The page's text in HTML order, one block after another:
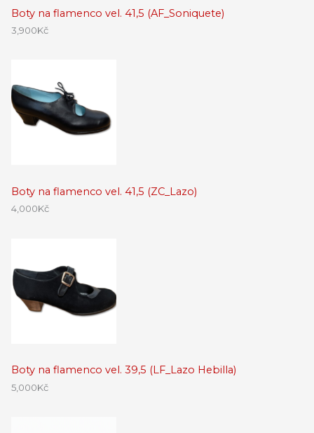
Boty na flamenco vel. 41,5 (AF_Soniquete)
3,900Kč
Boty na flamenco vel. 41,5 (ZC_Lazo)
4,000Kč
Boty na flamenco vel. 39,5 (LF_Lazo Hebilla)
5,000Kč